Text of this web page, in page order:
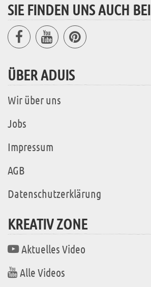
SIE FINDEN UNS AUCH BEI
ÜBER ADUIS
Wir über uns
Jobs
Impressum
AGB
Datenschutzerklärung
KREATIV ZONE
Aktuelles Video
Alle Videos